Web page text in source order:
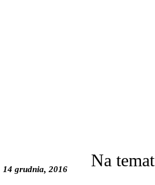
14 grudnia, 2016 Na temat